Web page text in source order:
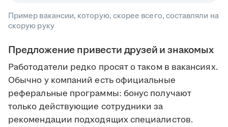
Пример вакансии, которую, скорее всего, составляли на
скорую руку
Предложение привести друзей и знакомых
Работодатели редко просят о таком в вакансиях.
Обычно у компаний есть официальные
реферальные программы: бонус получают
только действующие сотрудники за
рекомендации подходящих специалистов.